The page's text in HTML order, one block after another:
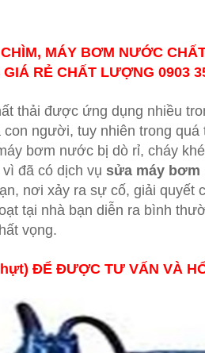
MÁY BƠM NƯỚC
RẺ CHẤT LƯỢNG 0903
thải được ứng dụng nhiều
người, tuy nhiên trong
bơm nước bị dò rỉ, cháy
đã có dịch vụ sửa máy
nơi xảy ra sự cố, giải quyết
tại nhà bạn diễn ra bình
vọng.
ĐỂ ĐƯỢC TƯ VẤN VÀ